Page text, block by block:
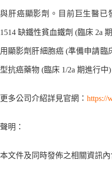
與肝癌顯影劑。目前巨生醫已
1514 缺鐵性貧血鐵劑 (臨床 2a
用顯影劑肝細胞癌 (準備申請臨
型抗癌藥物 (臨床 1/2a 期進行中)
更多公司介紹詳見官網： https://
聲明：
本文件及同時發佈之相關資訊